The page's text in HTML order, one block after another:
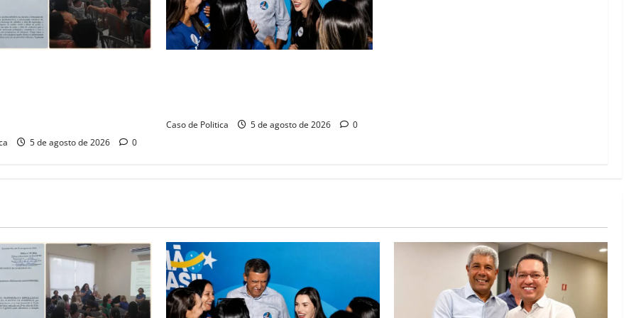
5 de agosto de 2026 0
Caso de Politica 5 de agosto de 2026 0